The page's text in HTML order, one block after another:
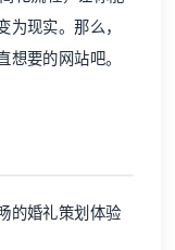
现实。那么，
要的网站吧。
的婚礼策划体验